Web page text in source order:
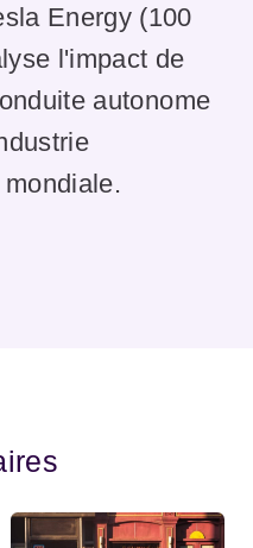
Energy (100
l'impact de
autonome